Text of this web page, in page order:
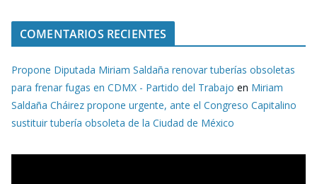
COMENTARIOS RECIENTES
Propone Diputada Miriam Saldaña renovar tuberías obsoletas
para frenar fugas en CDMX - Partido del Trabajo en Miriam
Saldaña Cháirez propone urgente, ante el Congreso Capitalino
sustituir tubería obsoleta de la Ciudad de México